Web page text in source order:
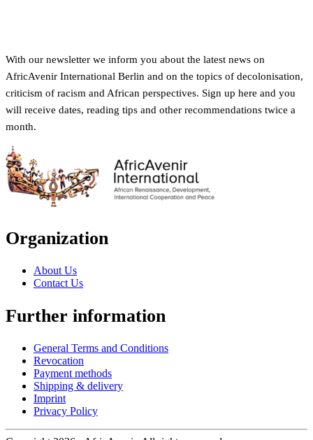
With our newsletter we inform you about the latest news on
AfricAvenir International Berlin and on the topics of decolonisation,
criticism of racism and African perspectives. Sign up here and you
will receive dates, reading tips and other recommendations twice a
month.
Organization
About Us
Contact Us
Further information
General Terms and Conditions
Revocation
Payment methods
Shipping & delivery
Imprint
Privacy Policy